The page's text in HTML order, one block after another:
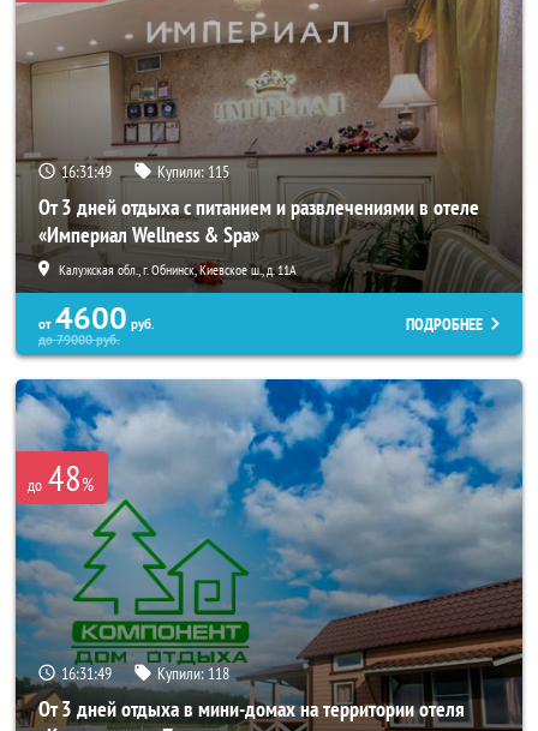
16:31:45 Купили:115
От 3 дней отдыха с питанием и развлечениями в отеле
«Империал Wellness & Spa»
Калужская обл., г. Обнинск, Киевское ш., д. 11А
от 4600 руб.
до79000руб.
ПОДРОБНЕЕ
до 48%
16:31:45 Купили: 118
От 3 дней отдыха в мини-домах на территории отеля